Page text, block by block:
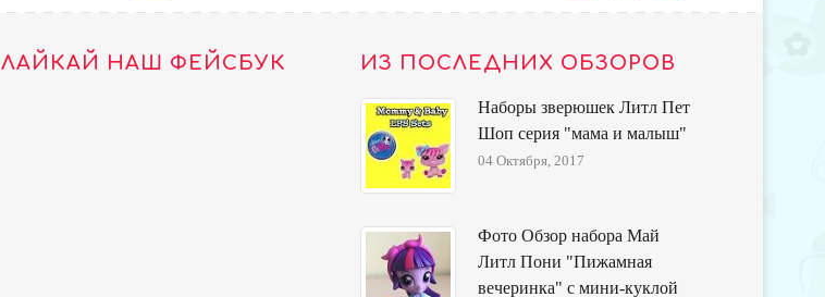
ЛАЙКАЙ НАШ ФЕЙСБУК ИЗ ПОСЛЕДНИХ ОБЗОРОВ
Наборы зверюшек Литл Пет
Шоп серия "мама и малыш"
04 Октября, 2017
Фото Обзор набора Май
Литл Пони "Пижамная
вечеринка" с мини-куклой